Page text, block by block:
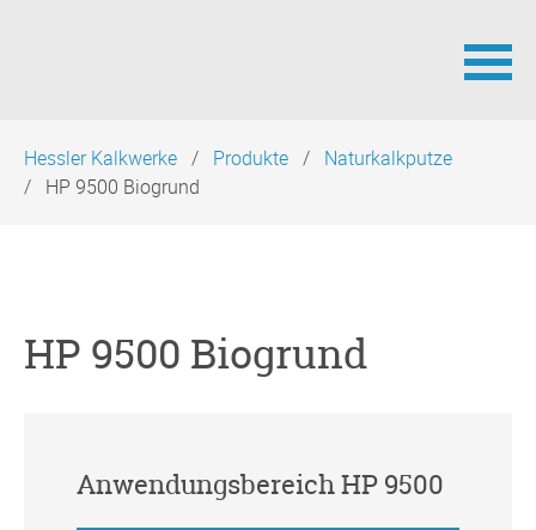
überspringen
Hessler Kalkwerke Produkte
Naturkalkputze
HP 9500 Biogrund
HP 9500 Biogrund
Anwendungsbereich HP 9500